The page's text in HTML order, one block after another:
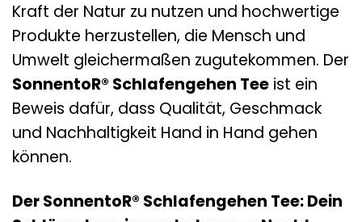
Kraft der Natur zu nutzen und hochwertige
Produkte herzustellen, die Mensch und
Umwelt gleichermaßen zugutekommen. Der
SonnentoR® Schlafengehen Tee ist ein
Beweis dafür, dass Qualität, Geschmack
und Nachhaltigkeit Hand in Hand gehen
können.
Der SonnentoR® Schlafengehen Tee: Dein